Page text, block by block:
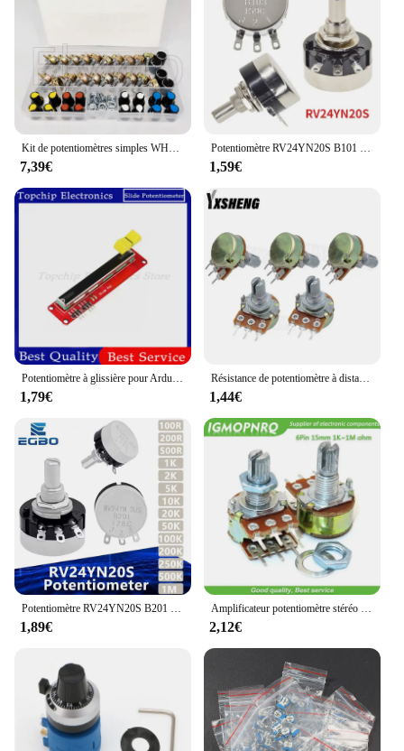
Whether you're looking to enhance your keyboard's
backlighting or create dynamic lighting effects on
your mouse, these accessories are versatile enough
to adapt to any scenario.
Kit de potentiomètres simples WH148 15MM, 20 pièces/boîte, B5K/10K/20K/50K/100K, avec boutons, écrous d'arbre
7,39€
Potentiomètre RV24YN20S B101 B103 B102 B104 BAthB501 B502 B504 RV24YN20, 1K 2K 5K 10K100K 500K 100 500 Ohm, 1 pièce
1,59€
Potentiomètre à glissière pour Ardu37AVR, technologie linéaire 10K, sortie touristes, nuits électroniques
1,79€
Résistance de potentiomètre à distance conique linéaire, 3 broches, 15mm, 1K, 2K, 5K, 10K, 20K, 50K, 100K, 250K, 500KΩ, 1M Ohm, B1K, B2K, B5K, B10K, 5 pièces, uno, WH148
1,44€
Potentiomètre RV24YN20S B201 B501 B102 BAthB502 B103 B203 B503 B104 B204 B254 B504 B105 500 ohm 10K 20K 50K 100K 200K ohm
1,89€
Amplificateur potentiomètre stéréo pour touristes, arbre à 6 broches, WH148, B1K, B2K, B5K, B10K, B20K, B50K, B100K, B1M, 1K, 2K, 5K, 10K, 50K, 100K, 1M, 5 pièces
2,12€